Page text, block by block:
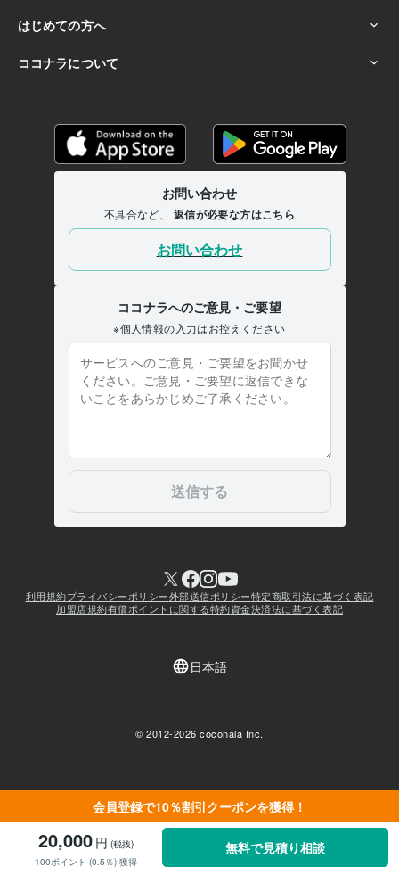
会員登録で10％割引クーポンを獲得！
20,000 円 (税抜)
100ポイント (0.5％) 獲得
無料で見積り相談